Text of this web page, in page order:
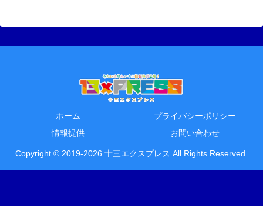
ホーム
プライバシーポリシー
情報提供
お問い合わせ
Copyright © 2019-2026 十三エクスプレス All Rights Reserved.